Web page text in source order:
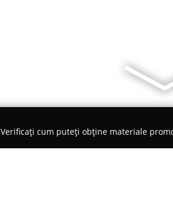
Verificați cum puteți obține materiale